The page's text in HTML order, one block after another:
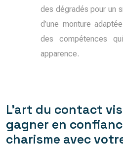
des dégradés pour un
d’une monture
des compétences
apparence.
L’art du contact
gagner en
charisme avec